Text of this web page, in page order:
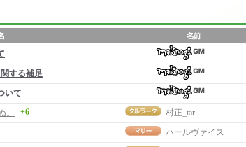
する補足
いて
。
+6 村正_tar
ハールヴァイス